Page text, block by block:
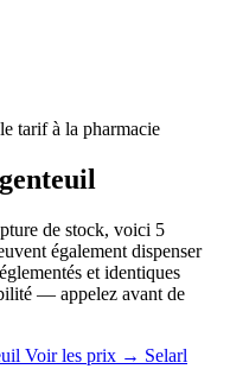
tarif à la pharmacie
de stock, voici 5
également dispenser
et identiques
— appelez avant de
Voir les prix → Selarl